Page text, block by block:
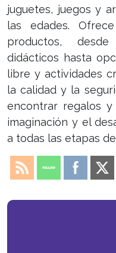
juguetes, juegos y
las edades.
productos,
didácticos hasta
libre y actividades
la calidad y la
encontrar regalos
imaginación y el
a todas las etapas